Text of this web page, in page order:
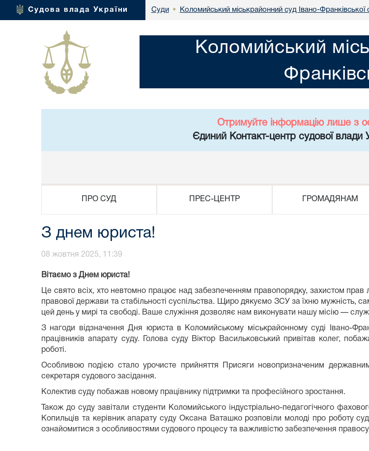
Судова влада України Суди • Коломийський міськрайонний суд Івано-Франківської
Коломийський
Отримуйте інформацію лише з
Єдиний Контакт-центр судової влади
ПРО СУД ПРЕС-ЦЕНТР ГРОМАДЯНАМ
З днем юриста!
08 жовтня 2025, 11:39
Вітаємо з Днем юриста!
Це свято всіх, хто невтомно працює над забезпеченням правопорядку, захистом
правової держави та стабільності суспільства. Щиро дякуємо ЗСУ за їхню мужність,
цей день у мирі та свободі. Ваше служіння дозволяє нам виконувати нашу місію —
З нагоди відзначення Дня юриста в Коломийському міськрайонному суді Івано-
працівників апарату суду. Голова суду Віктор Васильковський привітав колег,
роботі.
Особливою подією стало урочисте прийняття Присяги новопризначеним
секретаря судового засідання.
Колектив суду побажав новому працівнику підтримки та професійного зростання.
Також до суду завітали студенти Коломийського індустріально-педагогічного
Копильців та керівник апарату суду Оксана Ваташко розповіли молоді про роботу
ознайомитися з особливостями судового процесу та важливістю забезпечення